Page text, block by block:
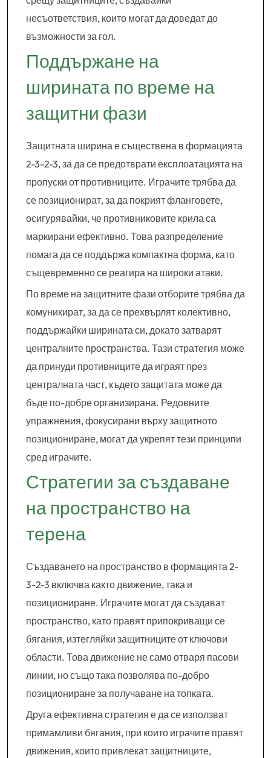
несъответствия, които могат да доведат до
възможности за гол.
Поддържане на
ширината по време на
защитни фази
Защитната ширина е съществена в формацията
2-3-2-3, за да се предотврати експлоатацията на
пропуски от противниците. Играчите трябва да
се позиционират, за да покрият фланговете,
осигурявайки, че противниковите крила са
маркирани ефективно. Това разпределение
помага да се поддържа компактна форма, като
същевременно се реагира на широки атаки.
По време на защитните фази отборите трябва да
комуникират, за да се прехвърлят колективно,
поддържайки ширината си, докато затварят
централните пространства. Тази стратегия може
да принуди противниците да играят през
централната част, където защитата може да
бъде по-добре организирана. Редовните
упражнения, фокусирани върху защитното
позициониране, могат да укрепят тези принципи
сред играчите.
Стратегии за създаване
на пространство на
терена
Създаването на пространство в формацията 2-
3-2-3 включва както движение, така и
позициониране. Играчите могат да създават
пространство, като правят припокриващи се
бягания, изтегляйки защитниците от ключови
области. Това движение не само отваря пасови
линии, но също така позволява по-добро
позициониране за получаване на топката.
Друга ефективна стратегия е да се използват
примамливи бягания, при които играчите правят
движения, които привлекат защитниците,